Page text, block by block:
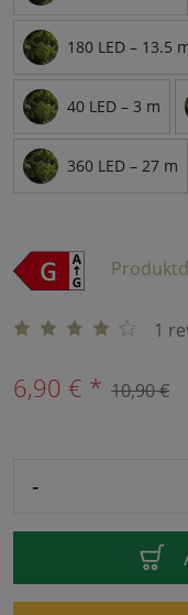
180 LED – 13.5
40 LED – 3 m
360 LED – 27 m
1
6,90 € * 10,90 €
-